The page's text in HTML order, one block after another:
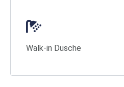
Walk-in Dusche